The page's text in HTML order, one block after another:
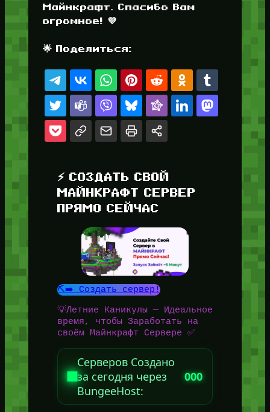
Майнкрафт. Спасибо Вам
огромное! 💜
🌟 Поделиться:
⚡ СОЗДАТЬ СВОЙ
МАЙНКРАФТ СЕРВЕР
ПРЯМО СЕЙЧАС
⛏️➡️ Создать сервер!
💡Летние Каникулы — Идеальное
время, чтобы Заработать на
своём Майнкрафт Сервере ✅
Серверов Создано
за сегодня через
BungeeHost:
000